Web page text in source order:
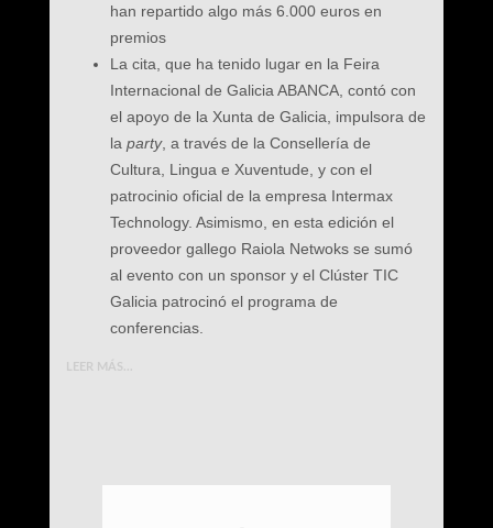
han repartido algo más 6.000 euros en
premios
La cita, que ha tenido lugar en la Feira
Internacional de Galicia ABANCA, contó con
el apoyo de la Xunta de Galicia, impulsora de
la party, a través de la Consellería de
Cultura, Lingua e Xuventude, y con el
patrocinio oficial de la empresa Intermax
Technology. Asimismo, en esta edición el
proveedor gallego Raiola Netwoks se sumó
al evento con un sponsor y el Clúster TIC
Galicia patrocinó el programa de
conferencias.
LEER MÁS...